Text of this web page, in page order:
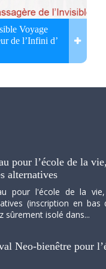
Voyage
de l’Infini d’
pour l’école de la
alternatives
pour l'école de la
(inscription en bas
sûrement isolé dans...
Neo-bienêtre pour